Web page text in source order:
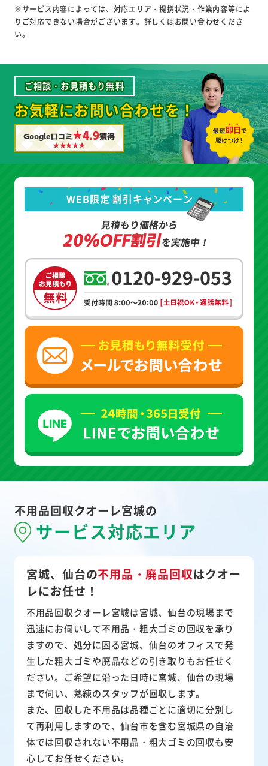
※サービス内容によっては、対応エリア・提携状況・作業内容等によ
りご対応できない場合がございます。詳しくはお問い合わせくださ
い。
ご相談・お見積もり無料
お気軽にお問い合わせを！
Google口コミ★4.9獲得
WEB限定 割引キャンペーン
見積もり価格から
20%OFF割引を実施中！
不用品回収クオーレ宮城の
サービス対応エリア
宮城、仙台の不用品・廃品回収はクオー
レにお任せ！
不用品回収クオーレ宮城は宮城、仙台の現場まで
迅速にお伺いして不用品・粗大ゴミの回収を承り
ますので、処分に困る宮城、仙台のオフィスで発
生した粗大ゴミや廃品などの引き取りもお任せく
ださい。ご希望に沿った日時に宮城、仙台の現場
まで伺い、熟練のスタッフが回収します。
また、 回収した不用品は品種ごとに適切に分別し
て再利用 しますので、仙台市を含む宮城県の自治
体では回収されない不用品・粗大ゴミの回収も安
心してお任せください。